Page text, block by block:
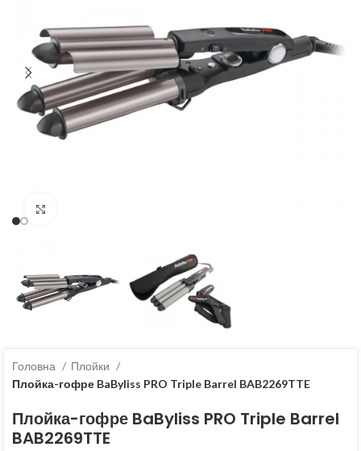
Головна
Плойки
Плойка-гофре BaByliss PRO Triple Barrel BAB2269TTE
Плойка-гофре BaByliss PRO Triple Barrel
BAB2269TTE